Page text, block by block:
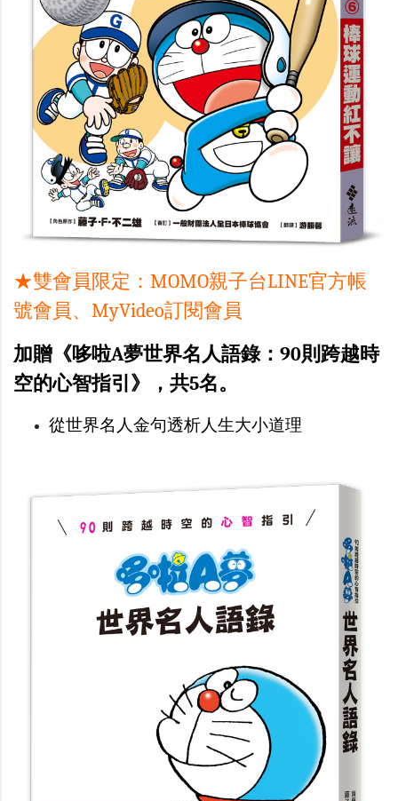
★雙會員限定：MOMO親子台LINE官方帳
號會員、MyVideo訂閱會員
加贈《哆啦A夢世界名人語錄：90則跨越時
空的心智指引》，共5名。
從世界名人金句透析人生大小道理